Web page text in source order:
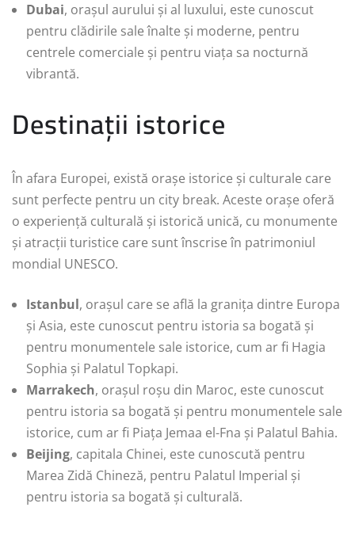
Dubai, orașul aurului și al luxului, este cunoscut
pentru clădirile sale înalte și moderne, pentru
centrele comerciale și pentru viața sa nocturnă
vibrantă.
Destinații istorice
În afara Europei, există orașe istorice și culturale care
sunt perfecte pentru un city break. Aceste orașe oferă
o experiență culturală și istorică unică, cu monumente
și atracții turistice care sunt înscrise în patrimoniul
mondial UNESCO.
Istanbul, orașul care se află la granița dintre Europa
și Asia, este cunoscut pentru istoria sa bogată și
pentru monumentele sale istorice, cum ar fi Hagia
Sophia și Palatul Topkapi.
Marrakech, orașul roșu din Maroc, este cunoscut
pentru istoria sa bogată și pentru monumentele sale
istorice, cum ar fi Piața Jemaa el-Fna și Palatul Bahia.
Beijing, capitala Chinei, este cunoscută pentru
Marea Zidă Chineză, pentru Palatul Imperial și
pentru istoria sa bogată și culturală.